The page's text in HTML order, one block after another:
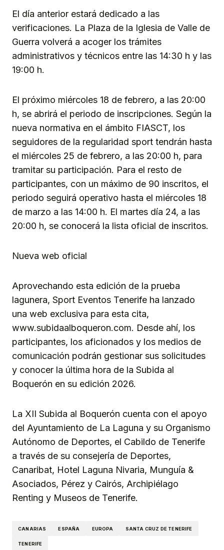
El día anterior estará dedicado a las
verificaciones. La Plaza de la Iglesia de Valle de
Guerra volverá a acoger los trámites
administrativos y técnicos entre las 14:30 h y las
19:00 h.
El próximo miércoles 18 de febrero, a las 20:00
h, se abrirá el periodo de inscripciones. Según la
nueva normativa en el ámbito FIASCT, los
seguidores de la regularidad sport tendrán hasta
el miércoles 25 de febrero, a las 20:00 h, para
tramitar su participación. Para el resto de
participantes, con un máximo de 90 inscritos, el
periodo seguirá operativo hasta el miércoles 18
de marzo a las 14:00 h. El martes día 24, a las
20:00 h, se conocerá la lista oficial de inscritos.
Nueva web oficial
Aprovechando esta edición de la prueba
lagunera, Sport Eventos Tenerife ha lanzado
una web exclusiva para esta cita,
www.subidaalboqueron.com. Desde ahí, los
participantes, los aficionados y los medios de
comunicación podrán gestionar sus solicitudes
y conocer la última hora de la Subida al
Boquerón en su edición 2026.
La XII Subida al Boquerón cuenta con el apoyo
del Ayuntamiento de La Laguna y su Organismo
Autónomo de Deportes, el Cabildo de Tenerife
a través de su consejería de Deportes,
Canaribat, Hotel Laguna Nivaria, Munguía &
Asociados, Pérez y Cairós, Archipiélago
Renting y Museos de Tenerife.
CANARIAS ESPAÑA EUROPA SANTA CRUZ DE TENERIFE
TENERIFE